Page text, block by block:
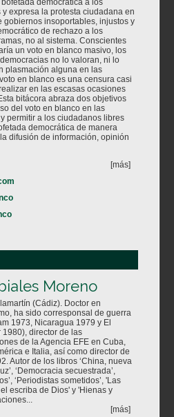
democrática a los
expresa la protesta ciudadana en
gobiernos insoportables, injustos y
de rechazo a los
no al sistema. Conscientes
un voto en blanco masivo, los
no lo valoran, ni lo
plasmación alguna en las
en blanco es una censura casi
en las escasas ocasiones
bitácora abraza dos objetivos
del voto en blanco en las
permitir a los ciudadanos libres
democrática de manera
difusión de información, opinión
[más]
Moreno
(Cádiz). Doctor en
ha sido corresponsal de guerra
1973, Nicaragua 1979 y El
1980), director de las
de la Agencia EFE en Cuba,
e Italia, así como director de
Autor de los libros ‘China, nueva
‘Democracia secuestrada’,
‘Periodistas sometidos’, 'Las
escriba de Dios' y 'Hienas y
[más]